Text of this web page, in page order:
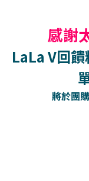
感謝
LaLa V回
將於團